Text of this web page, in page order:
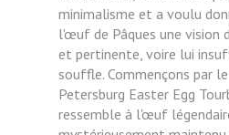
minimalisme et a voulu
l'œuf de Pâques une vision
et pertinente, voire lui
souffle. Commençons par
Petersburg Easter Egg
ressemble à l'œuf